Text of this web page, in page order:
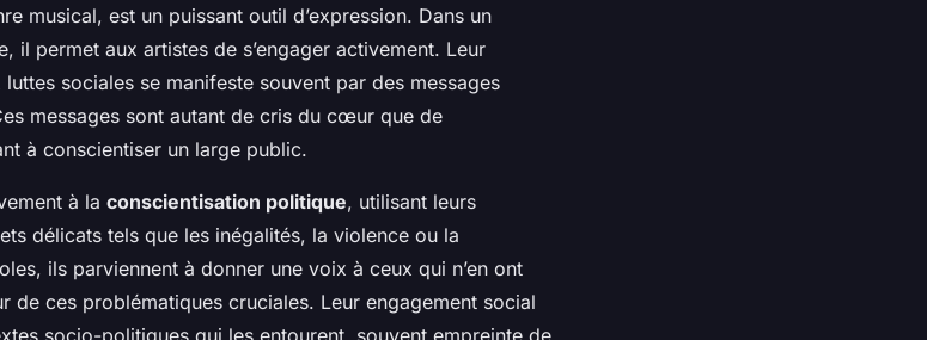
musical, est un puissant outil d’expression. Dans un
il permet aux artistes de s’engager activement. Leur
sociales se manifeste souvent par des messages
messages sont autant de cris du cœur que de
à conscientiser un large public.
à la conscientisation politique, utilisant leurs
délicats tels que les inégalités, la violence ou la
ils parviennent à donner une voix à ceux qui n’en ont
de ces problématiques cruciales. Leur engagement social
socio-politiques qui les entourent, souvent empreinte de